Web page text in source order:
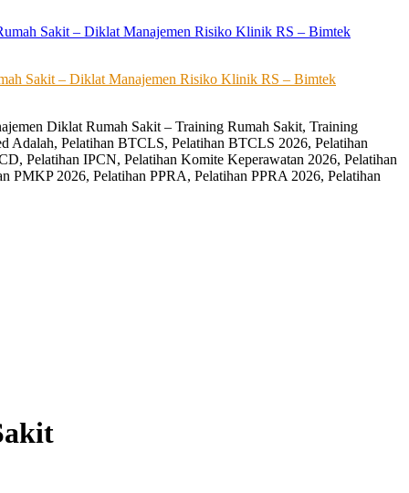
Sakit – Diklat Manajemen Risiko Klinik RS – Bimtek
Diklat Rumah Sakit – Training Rumah Sakit, Training
Adalah, Pelatihan BTCLS, Pelatihan BTCLS 2026, Pelatihan
Pelatihan IPCN, Pelatihan Komite Keperawatan 2026, Pelatihan
PMKP 2026, Pelatihan PPRA, Pelatihan PPRA 2026, Pelatihan